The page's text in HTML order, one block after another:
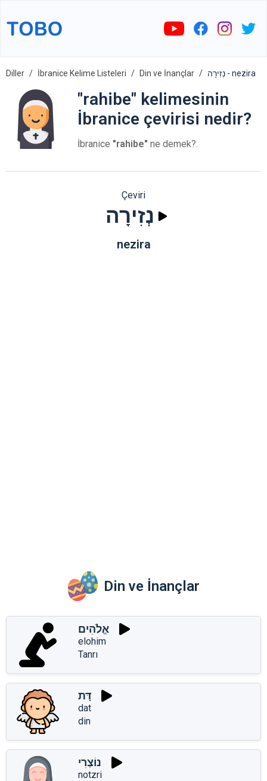
Diller İbranice Kelime Listeleri Din ve İnançlar נְזִירָה - nezira
"rahibe" kelimesinin
İbranice çevirisi nedir?
İbranice "rahibe" ne demek?.
Çeviri
נְזִירָה
nezira
Din ve İnançlar
אֱלֹהִים
elohim
Tanrı
דָּת
dat
din
נוֹצְרִי
notzri